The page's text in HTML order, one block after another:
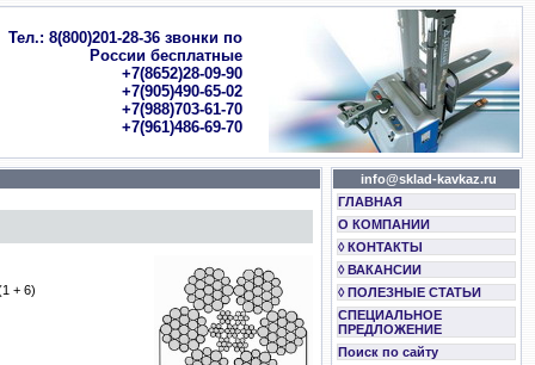
Тел.: 8(800)201-28-36 звонки по
России бесплатные
+7(8652)28-09-90
+7(905)490-65-02
+7(988)703-61-70
+7(961)486-69-70
+ 6)
info@sklad-kavkaz.ru
ГЛАВНАЯ
О КОМПАНИИ
◊ КОНТАКТЫ
◊ ВАКАНСИИ
◊ ПОЛЕЗНЫЕ СТАТЬИ
СПЕЦИАЛЬНОЕ
ПРЕДЛОЖЕНИЕ
Поиск по сайту